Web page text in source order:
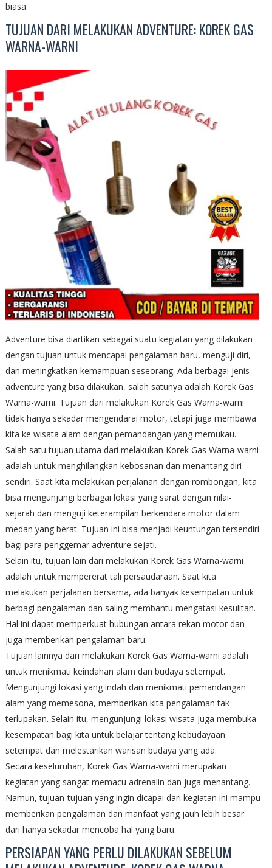
biasa.
TUJUAN DARI MELAKUKAN ADVENTURE: KOREK GAS
WARNA-WARNI
Adventure bisa diartikan sebagai suatu kegiatan yang dilakukan
dengan tujuan untuk mencapai pengalaman baru, menguji diri,
dan meningkatkan kemampuan seseorang. Ada berbagai jenis
adventure yang bisa dilakukan, salah satunya adalah Korek Gas
Warna-warni. Tujuan dari melakukan Korek Gas Warna-warni
tidak hanya sekadar mengendarai motor, tetapi juga membawa
kita ke wisata alam dengan pemandangan yang memukau.
Salah satu tujuan utama dari melakukan Korek Gas Warna-warni
adalah untuk menghilangkan kebosanan dan menantang diri
sendiri. Saat kita melakukan perjalanan dengan rombongan, kita
bisa mengunjungi berbagai lokasi yang sarat dengan nilai-
sejarah dan menguji keterampilan berkendara motor dalam
medan yang berat. Tujuan ini bisa menjadi keuntungan tersendiri
bagi para penggemar adventure sejati.
Selain itu, tujuan lain dari melakukan Korek Gas Warna-warni
adalah untuk mempererat tali persaudaraan. Saat kita
melakukan perjalanan bersama, ada banyak kesempatan untuk
berbagi pengalaman dan saling membantu mengatasi kesulitan.
Hal ini dapat memperkuat hubungan antara rekan motor dan
juga memberikan pengalaman baru.
Tujuan lainnya dari melakukan Korek Gas Warna-warni adalah
untuk menikmati keindahan alam dan budaya setempat.
Mengunjungi lokasi yang indah dan menikmati pemandangan
alam yang memesona, memberikan kita pengalaman tak
terlupakan. Selain itu, mengunjungi lokasi wisata juga membuka
kesempatan bagi kita untuk belajar tentang kebudayaan
setempat dan melestarikan warisan budaya yang ada.
Secara keseluruhan, Korek Gas Warna-warni merupakan
kegiatan yang sangat memacu adrenalin dan juga menantang.
Namun, tujuan-tujuan yang ingin dicapai dari kegiatan ini mampu
memberikan pengalaman dan manfaat yang jauh lebih besar
dari hanya sekadar mencoba hal yang baru.
PERSIAPAN YANG PERLU DILAKUKAN SEBELUM